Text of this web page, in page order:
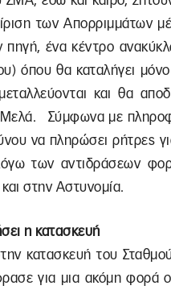
των Απορριμμάτων
πηγή, ένα κέντρο
όπου θα καταλήγει
και θα
Σύμφωνα με
να πληρώσει ρήτρες
των αντιδράσεων
στην Αστυνομία.
η κατασκευή
κατασκευή του
για μια ακόμη φορά